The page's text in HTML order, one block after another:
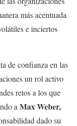
más acentuada
e inciertos
de confianza en las
un rol activo
retos a los que
a Max Weber,
dado su